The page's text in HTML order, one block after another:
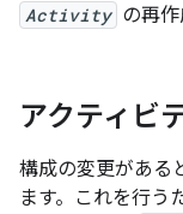
Activity の再作
アクティビ
構成の変更がある
ます。これを行う